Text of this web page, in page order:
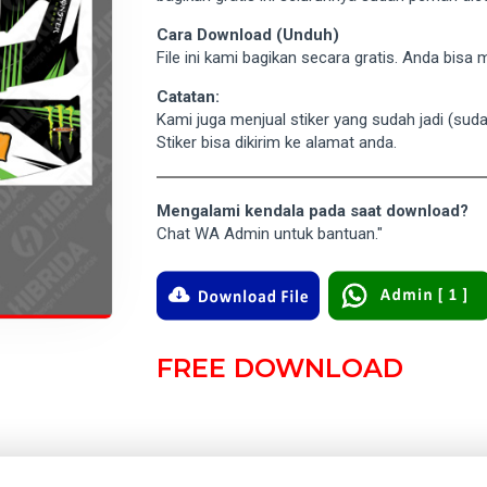
Cara Download (Unduh)
File ini kami bagikan secara gratis. Anda bisa
Catatan:
Kami juga menjual stiker yang sudah jadi
Stiker bisa dikirim ke alamat anda.
Mengalami kendala pada saat download?
Chat WA Admin untuk bantuan."
FREE DOWNLOAD